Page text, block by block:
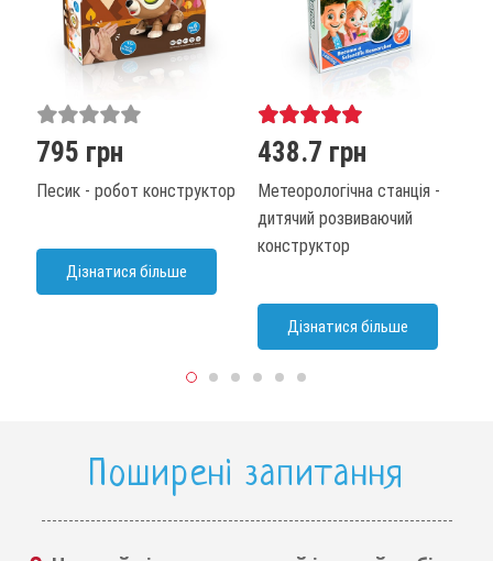
795 грн
Песик - робот конструктор
Дізнатися більше
438.7 грн
Метеорологічна станція -
дитячий розвиваючий
конструктор
Дізнатися більше
Поширені запитання